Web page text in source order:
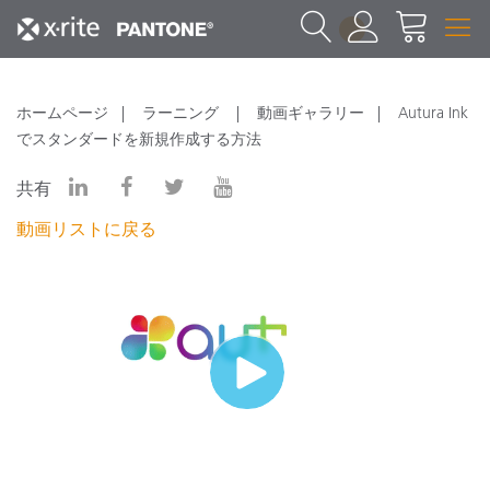
1
ホームページ ラーニング 動画ギャラリー
Autura Ink
でスタンダードを新規作成する方法
共有
動画リストに戻る